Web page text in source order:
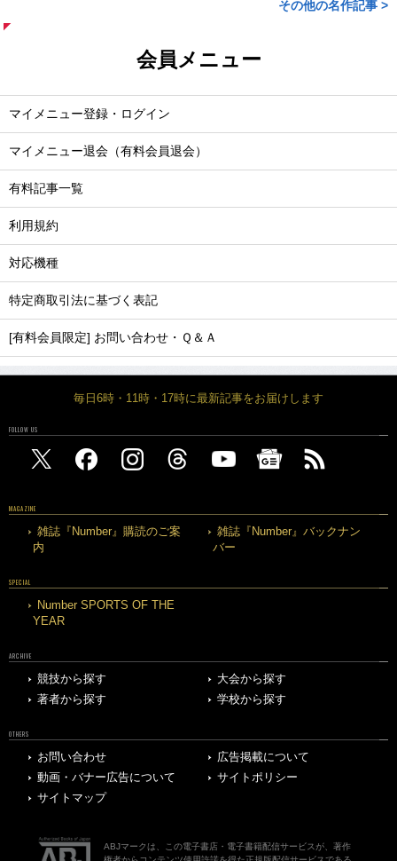
その他の名作記事 >
会員メニュー
マイメニュー登録・ログイン
マイメニュー退会（有料会員退会）
有料記事一覧
利用規約
対応機種
特定商取引法に基づく表記
[有料会員限定] お問い合わせ・Ｑ＆Ａ
毎日6時・11時・17時に最新記事をお届けします
FOLLOW US
MAGAZINE
雑誌『Number』購読のご案
内
雑誌『Number』バックナン
バー
SPECIAL
Number SPORTS OF THE
YEAR
ARCHIVE
競技から探す
大会から探す
著者から探す
学校から探す
OTHERS
お問い合わせ
広告掲載について
動画・バナー広告について
サイトポリシー
サイトマップ
ABJマークは、この電子書店・電子書籍配信サービスが、著作